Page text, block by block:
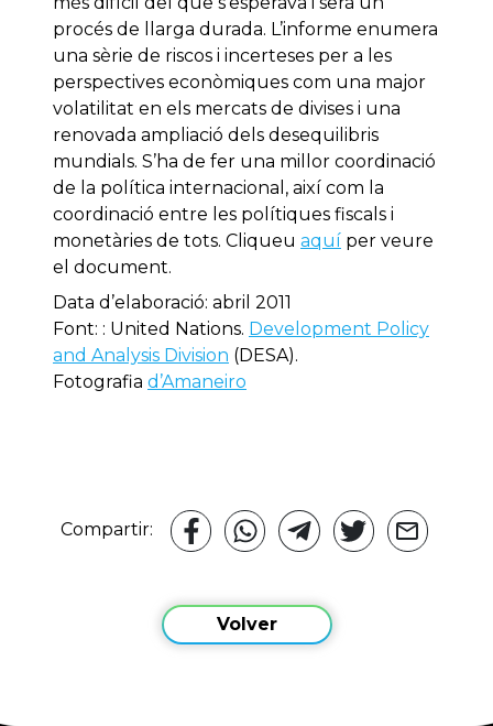
procés de llarga durada. L’informe enumera
una sèrie de riscos i incerteses per a les
perspectives econòmiques com una major
volatilitat en els mercats de divises i una
renovada ampliació dels desequilibris
mundials. S’ha de fer una millor coordinació
de la política internacional, així com la
coordinació entre les polítiques fiscals i
monetàries de tots. Cliqueu aquí per veure
el document.
Data d’elaboració: abril 2011
Font: : United Nations. Development Policy
and Analysis Division (DESA).
Fotografia d’Amaneiro
Compartir:
Volver